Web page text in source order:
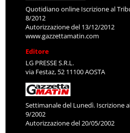
Quotidiano online Iscrizione al
8/2012
Autorizzazione del 13/12/2012
www.gazzettamatin.com
Editore
LG PRESSE S.R.L.
via Festaz, 52 11100 AOSTA
Settimanale del Lunedì. Iscrizione
9/2002
Autorizzazione del 20/05/2002